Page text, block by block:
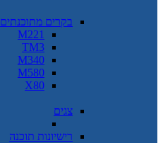
בקרים מתוכנתים
M221
TM3
M340
M580
X80
צגים
רישיונות תוכנה